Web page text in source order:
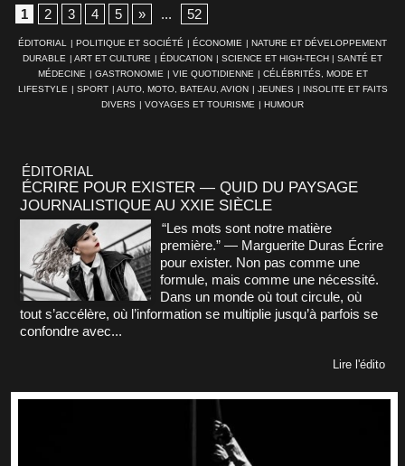
1
2 3 4 5 » ... 52
ÉDITORIAL | POLITIQUE ET SOCIÉTÉ | ÉCONOMIE | NATURE ET DÉVELOPPEMENT
DURABLE | ART ET CULTURE | ÉDUCATION | SCIENCE ET HIGH-TECH | SANTÉ ET
MÉDECINE | GASTRONOMIE | VIE QUOTIDIENNE | CÉLÉBRITÉS, MODE ET
LIFESTYLE | SPORT | AUTO, MOTO, BATEAU, AVION | JEUNES | INSOLITE ET FAITS
DIVERS | VOYAGES ET TOURISME | HUMOUR
ÉDITORIAL
ÉCRIRE POUR EXISTER — QUID DU PAYSAGE
JOURNALISTIQUE AU XXIE SIÈCLE
“Les mots sont notre matière
première.” — Marguerite Duras Écrire
pour exister. Non pas comme une
formule, mais comme une nécessité.
Dans un monde où tout circule, où
tout s’accélère, où l’information se multiplie jusqu’à parfois se
confondre avec...
Lire l'édito